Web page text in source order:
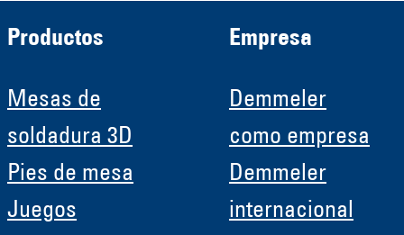
Productos
Mesas de
soldadura 3D
Pies de mesa
Juegos
Empresa
Demmeler
como empresa
Demmeler
internacional